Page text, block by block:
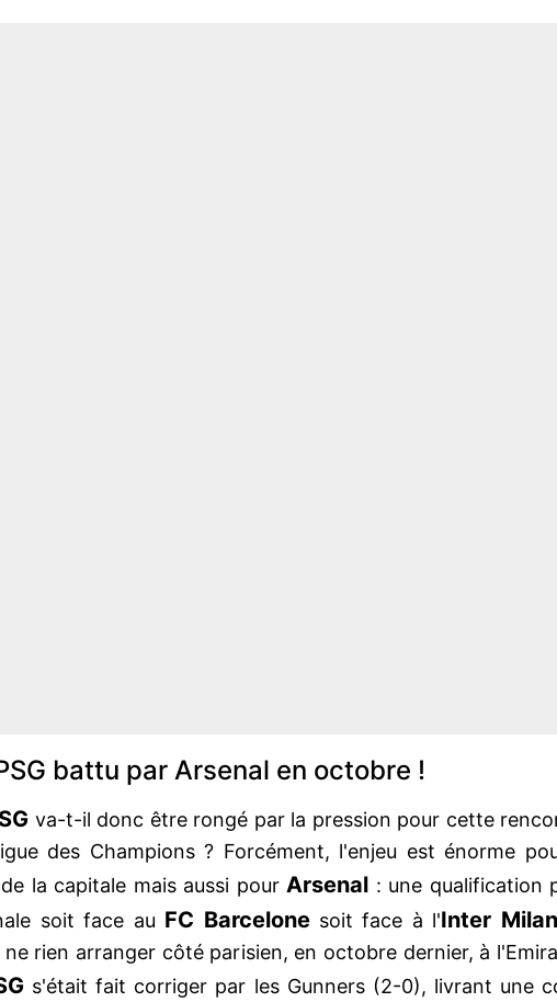
battu par Arsenal en octobre !
va-t-il donc être rongé par la pression pour cette
des Champions ? Forcément, l'enjeu est énorme
la capitale mais aussi pourArsenal : une qualification
soit face au FC Barcelonesoit face à l'Inter Milan
ne rien arranger côté parisien, en octobre dernier, à
s'était fait corriger par les Gunners (2-0), livrant une